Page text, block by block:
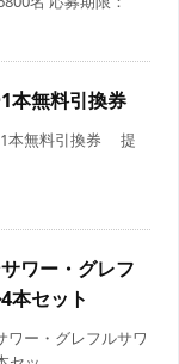
本無料引換券
本無料引換券 提
ワー・グレフ
本セット
ー・グレフルサワ